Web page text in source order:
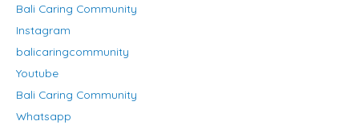
Bali Caring Community
Instagram
balicaringcommunity
Youtube
Bali Caring Community
Whatsapp